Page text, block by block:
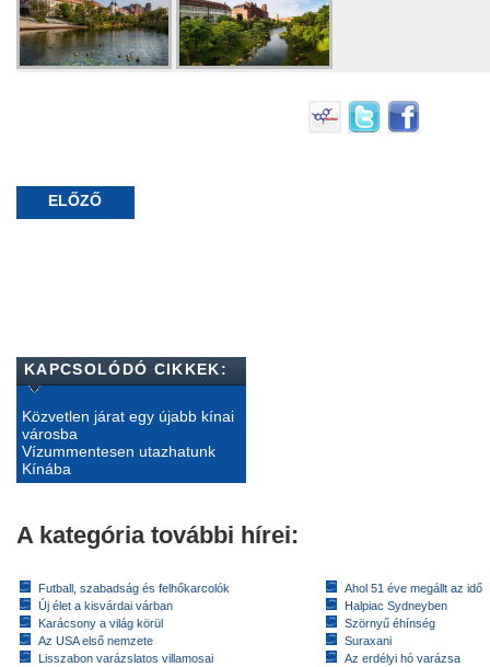
ELŐZŐ
KAPCSOLÓDÓ CIKKEK:
Közvetlen járat egy újabb kínai
városba
Vízummentesen utazhatunk
Kínába
A kategória további hírei:
Futball, szabadság és felhőkarcolók
Új élet a kisvárdai várban
Karácsony a világ körül
Az USA első nemzete
Lisszabon varázslatos villamosai
Ahol 51 éve megállt az idő
Halpiac Sydneyben
Szörnyű éhínség
Suraxani
Az erdélyi hó varázsa